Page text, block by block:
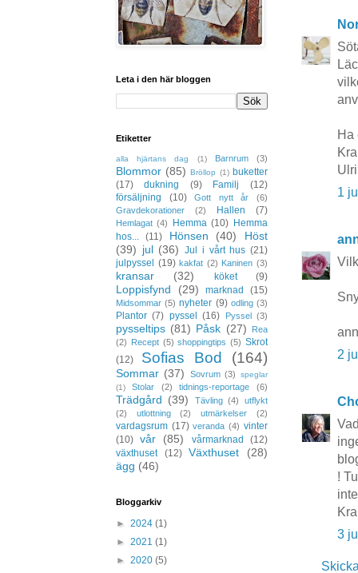
Ha
1
2
!
3
Leta i den här bloggen
Etiketter
alla hjärtans dag (1) Barnrum (3)
Blommor (85) Bröllop (1) buketter
(17)
dukning (9) Familj
(12)
försäljning
(10) Gott nytt år
(6)
Gravdekorationer
(2) Hallen (7)
Hemlagat (4) Hemma (10) Hemma
hos...
(11) Hönsen (40)
Höst
(39) jul (36) Jul i vårt hus (21)
julpyssel
(19) kakfat (2) Kaninen (3)
kransar (32) köket (9)
Loppisfynd (29) marknad (15)
Midsommar (5) nyheter (9) odling (3)
Plantor (7) pyssel (16) Pyssel (3)
pysseltips (81) Påsk (27)
Rea
(2) Recept (5) shoppingtips (5) Skrot
(12)
Sofias Bod (164)
Sommar (37) Sovrum (3)
speglar
(1)
Stolar (2) tidnings-reportage (6)
Trädgård (39) Tävling (4)
utflykt
(2)
utlottning (2) utmärkelser (2)
vardagsrum (17) veranda (4) vinter
(10) vår (85) vårmarknad
(12)
växthuset
(12) Växthuset
(28)
ägg (46)
Bloggarkiv
► 2024 (1)
► 2021 (1)
► 2020 (5)